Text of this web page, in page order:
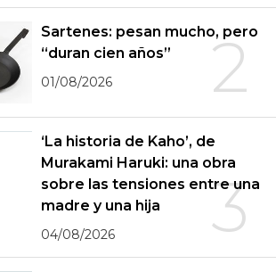
2
Sartenes: pesan mucho, pero
“duran cien años”
01/08/2026
3
‘La historia de Kaho’, de
Murakami Haruki: una obra
sobre las tensiones entre una
madre y una hija
04/08/2026